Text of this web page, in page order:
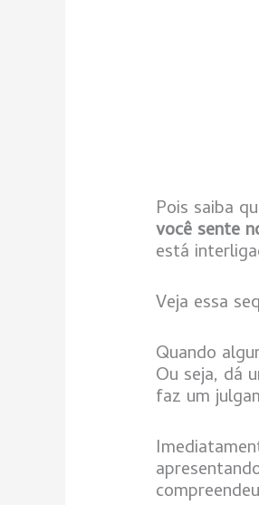
Pois saiba
você sente
está
Veja essa
Quando
Ou seja, dá
faz um